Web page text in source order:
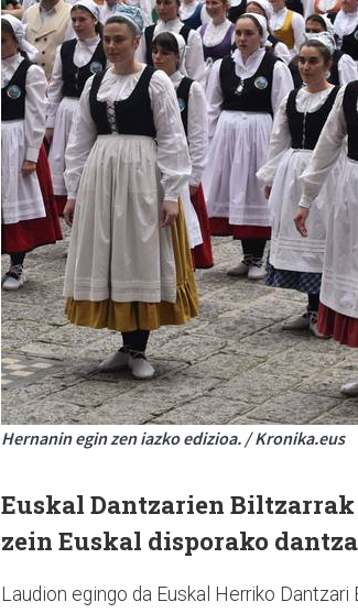
Hernanin egin zen iazko edizioa. / Kronika.eus
Euskal Dantzarien
zein Euskal disporako
Laudion egingo da Euskal Herriko